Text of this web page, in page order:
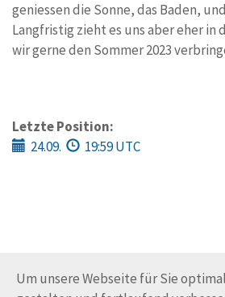
Um unsere Webseite für Sie
geniessen die Sonne, das Baden,
Langfristig zieht es uns aber eher in
wir gerne den Sommer 2023
Letzte Position:
24.09.
19:59 UTC